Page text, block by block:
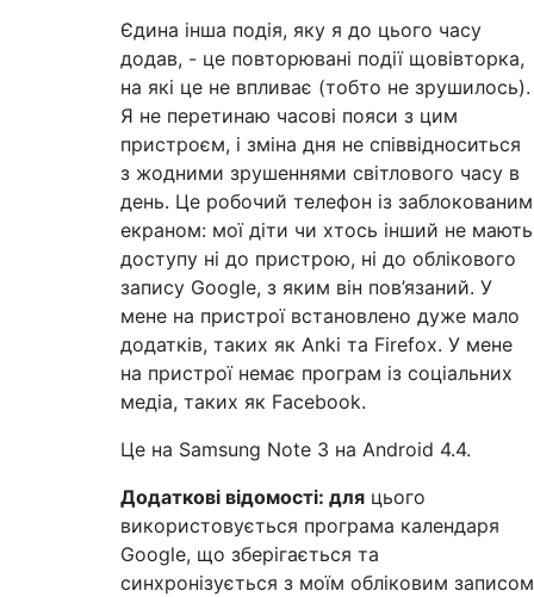
Єдина інша подія, яку я до цього часу
додав, - це повторювані події щовівторка,
на які це не впливає (тобто не зрушилось).
Я не перетинаю часові пояси з цим
пристроєм, і зміна дня не співвідноситься
з жодними зрушеннями світлового часу в
день. Це робочий телефон із заблокованим
екраном: мої діти чи хтось інший не мають
доступу ні до пристрою, ні до облікового
запису Google, з яким він пов’язаний. У
мене на пристрої встановлено дуже мало
додатків, таких як Anki та Firefox. У мене
на пристрої немає програм із соціальних
медіа, таких як Facebook.
Це на Samsung Note 3 на Android 4.4.
Додаткові відомості: для цього
використовується програма календаря
Google, що зберігається та
синхронізується з моїм обліковим записом